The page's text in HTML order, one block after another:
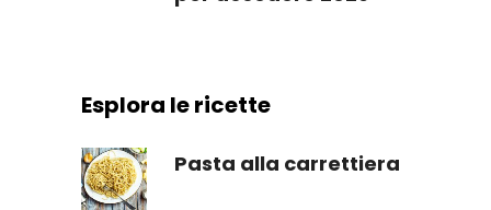
Esplora le ricette
Pasta alla carrettiera